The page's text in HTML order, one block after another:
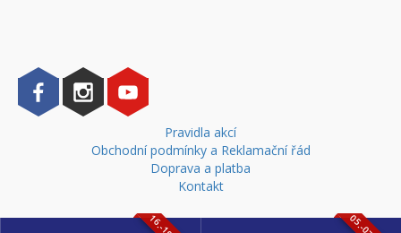
Pravidla akcí
Obchodní podmínky a Reklamační řád
Doprava a platba
Kontakt